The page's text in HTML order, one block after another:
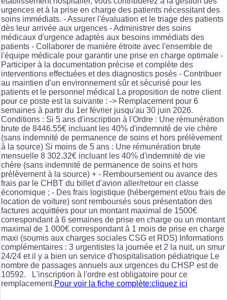
urgences et à la prise en charge des patients nécessitant des
soins immédiats. - Assurer l'évaluation et le triage des patients
dès leur arrivée aux urgences - Administrer des soins
médicaux d'urgence adaptés aux besoins immédiats des
patients - Collaborer de manière étroite avec l'ensemble de
l'équipe médicale pour garantir une prise en charge optimale -
Participer à la documentation précise et complète des
interventions effectuées et des diagnostics posés - Contribuer
au maintien d'un environnement sûr et sécurisé pour les
patients et le personnel médical La proposition de notre client
pour ce poste est la suivante : -> Remplacement pour 6
semaines à partir du 1er février jusqu'au 30 juin 2026.
Conditions : Si 5 ans d'inscription à l'Ordre : Une rémunération
brute de 8446.55€ incluant les 40% d'indemnité de vie chère
(sans indemnité de permanence de soins et hors prélèvement
à la source) Si moins de 5 ans : Une rémunération brute
mensuelle 8 302.32€ incluant les 40% d'indemnité de vie
chère (sans indemnité de permanence de soins et hors
prélèvement à la source) + - Remboursement ou avance des
frais par le CHBT du billet d'avion aller/retour en classe
économique ; - Des frais logistique (hébergement et/ou frais de
location de voiture) sont remboursés sous présentation des
factures acquittées pour un montant maximal de 1500€
correspondant à 6 semaines de prise en charge ou un montant
maximal de 1 000€ correspondant à 1 mois de prise en charge
maxi (soumis aux charges sociales CSG et RDS) Informations
complémentaires : 3 urgentistes la journée et 2 la nuit, un smur
24/24 et il y a bien un service d'hospitalisation pédiatrique Le
nombre de passages annuels aux urgences du CHSP est de
10592. L'inscription à l'ordre est obligatoire pour ce
remplacement.Pour voir la fiche complète:cliquez ici